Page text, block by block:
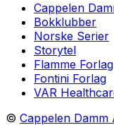
Cappelen
Bokklubber
Norske Serier
Storytel
Flamme Forlag
Fontini Forlag
VAR
© Cappelen Damm